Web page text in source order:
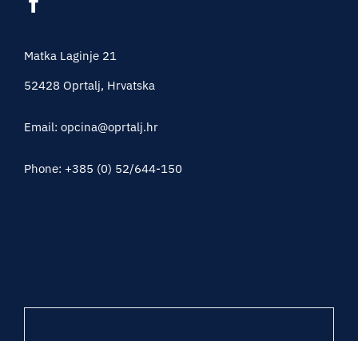
Matka Laginje 21
52428 Oprtalj, Hrvatska
Email: opcina@oprtalj.hr
Phone: +385 (0) 52/644-150